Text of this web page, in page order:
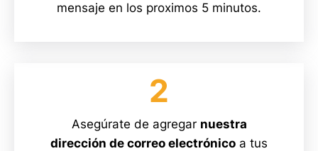
mensaje en los proximos 5 minutos.
2
Asegúrate de agregar nuestra
dirección de correo electrónico a tus